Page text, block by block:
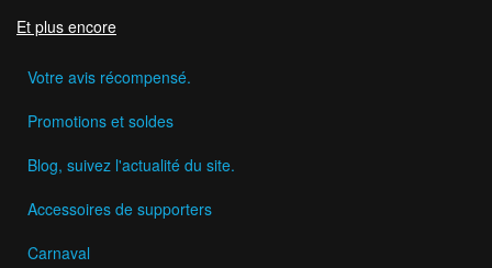
Et plus encore
Votre avis récompensé.
Promotions et soldes
Blog, suivez l'actualité du site.
Accessoires de supporters
Carnaval